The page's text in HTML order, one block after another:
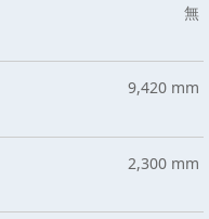
無
9,420 mm
2,300 mm